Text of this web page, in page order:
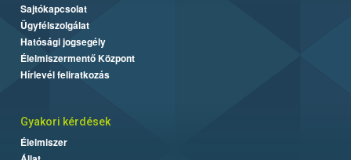
Sajtókapcsolat
Ügyfélszolgálat
Hatósági jogsegély
Élelmiszermentő Központ
Hírlevél feliratkozás
Gyakori kérdések
Élelmiszer